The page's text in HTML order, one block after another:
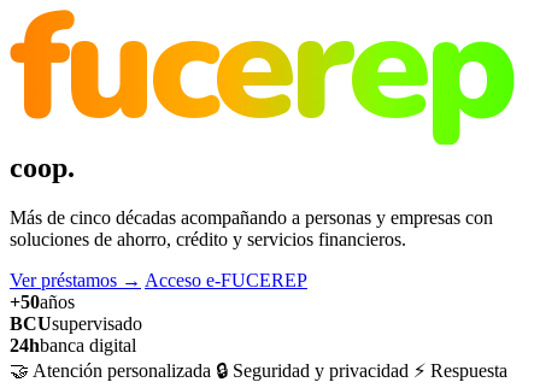
fucerep
coop.
Más de cinco décadas acompañando a personas y empresas con
soluciones de ahorro, crédito y servicios financieros.
Ver préstamos → Acceso e-FUCEREP
+50años
BCUsupervisado
24hbanca digital
🤝 Atención personalizada 🔒 Seguridad y privacidad ⚡ Respuesta